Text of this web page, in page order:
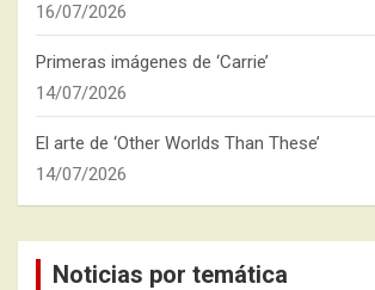
16/07/2026
Primeras imágenes de ‘Carrie’
14/07/2026
El arte de ‘Other Worlds Than These’
14/07/2026
Noticias por temática